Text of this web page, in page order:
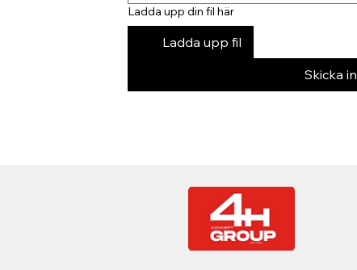
Ladda upp din fil här
Ladda upp fil
Skicka in